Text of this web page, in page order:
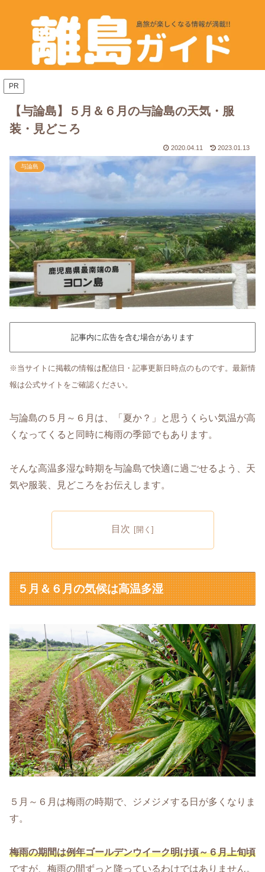
PR
【与論島】５月＆６月の与論島の天気・服
装・見どころ
2020.04.11 2023.01.13
与論島
記事内に広告を含む場合があります
※当サイトに掲載の情報は配信日・記事更新日時点のものです。最新情
報は公式サイトをご確認ください。
与論島の５月～６月は、「夏か？」と思うくらい気温が高
くなってくると同時に梅雨の季節でもあります。
そんな高温多湿な時期を与論島で快適に過ごせるよう、天
気や服装、見どころをお伝えします。
目次
５月＆６月の気候は高温多湿
５月～６月は梅雨の時期で、ジメジメする日が多くなりま
す。
梅雨の期間は例年ゴールデンウイーク明け頃～６月上旬頃
ですが、梅雨の間ずっと降っているわけではありません。